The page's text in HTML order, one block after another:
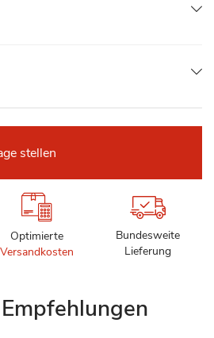
stellen
Optimierte
Versandkosten
Bundesweite
Lieferung